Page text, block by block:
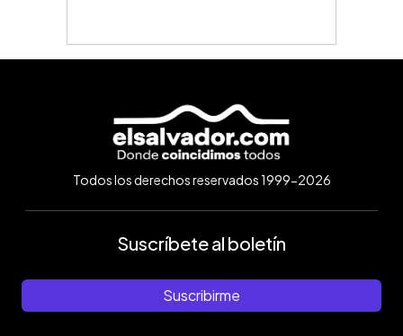
Todos los derechos reservados 1999-2026
Suscríbete al boletín
Suscribirme